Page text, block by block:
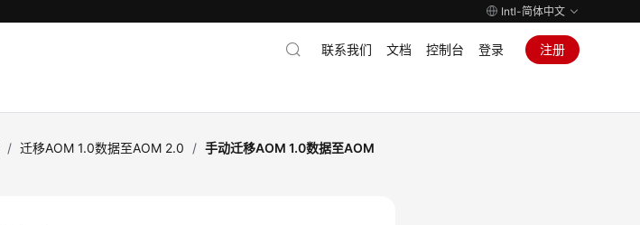
Intl-简体中文
联系我们 文档 控制台 登录 注册
/ 迁移AOM 1.0数据至AOM 2.0 / 手动迁移AOM 1.0数据至AOM